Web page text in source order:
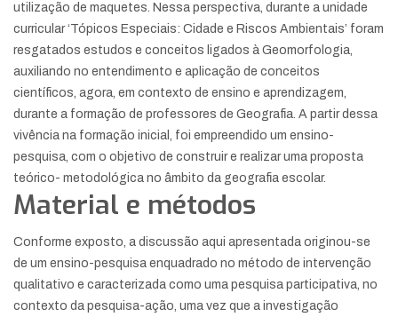
utilização de maquetes. Nessa perspectiva, durante a unidade
curricular ‘Tópicos Especiais: Cidade e Riscos Ambientais’ foram
resgatados estudos e conceitos ligados à Geomorfologia,
auxiliando no entendimento e aplicação de conceitos
científicos, agora, em contexto de ensino e aprendizagem,
durante a formação de professores de Geografia. A partir dessa
vivência na formação inicial, foi empreendido um ensino-
pesquisa, com o objetivo de construir e realizar uma proposta
teórico- metodológica no âmbito da geografia escolar.
Material e métodos
Conforme exposto, a discussão aqui apresentada originou-se
de um ensino-pesquisa enquadrado no método de intervenção
qualitativo e caracterizada como uma pesquisa participativa, no
contexto da pesquisa-ação, uma vez que a investigação